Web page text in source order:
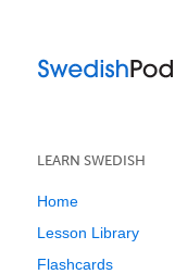
LEARN SWEDISH
Home
Lesson Library
Flashcards